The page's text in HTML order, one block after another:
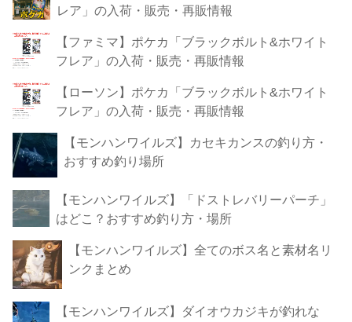
レア」の入荷・販売・再販情報
【ファミマ】ポケカ「ブラックボルト&ホワイト
フレア」の入荷・販売・再販情報
【ローソン】ポケカ「ブラックボルト&ホワイト
フレア」の入荷・販売・再販情報
【モンハンワイルズ】カセキカンスの釣り方・
おすすめ釣り場所
【モンハンワイルズ】「ドストレバリーパーチ」
はどこ？おすすめ釣り方・場所
【モンハンワイルズ】全てのボス名と素材名リ
ンクまとめ
【モンハンワイルズ】ダイオウカジキが釣れな